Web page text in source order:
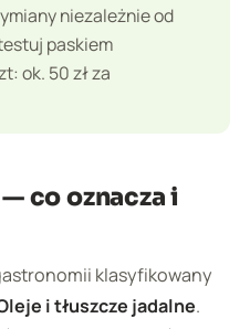
niezależnie od
paskiem
ok. 50 zł za
co oznacza i
klasyfikowany
i tłuszcze jadalne.